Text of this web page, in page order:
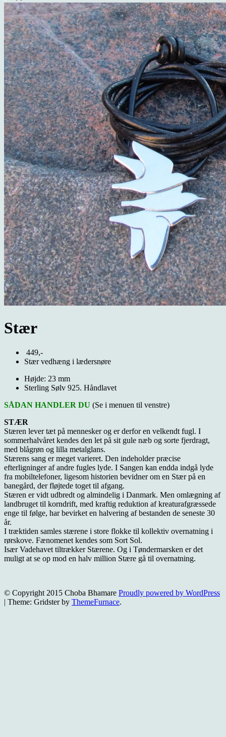
Stær
449,-
Stær vedhæng i lædersnøre
Højde: 23 mm
Sterling Sølv 925. Håndlavet
SÅDAN HANDLER DU (Se i menuen til venstre)
STÆR
Stæren lever tæt på mennesker og er derfor en velkendt fugl. I
sommerhalvåret kendes den let på sit gule næb og sorte fjerdragt,
med blågrøn og lilla metalglans.
Stærens sang er meget varieret. Den indeholder præcise
efterligninger af andre fugles lyde. I Sangen kan endda indgå lyde
fra mobiltelefoner, ligesom historien bevidner om en Stær på en
banegård, der fløjtede toget til afgang.
Stæren er vidt udbredt og almindelig i Danmark. Men omlægning af
landbruget til korndrift, med kraftig reduktion af kreaturafgræssede
enge til følge, har bevirket en halvering af bestanden de seneste 30
år.
I træktiden samles stærene i store flokke til kollektiv overnatning i
rørskove. Fænomenet kendes som Sort Sol.
Især Vadehavet tiltrækker Stærene. Og i Tøndermarsken er det
muligt at se op mod en halv million Stære gå til overnatning.
© Copyright 2015 Choba Bhamare Proudly powered by WordPress
| Theme: Gridster by ThemeFurnace.